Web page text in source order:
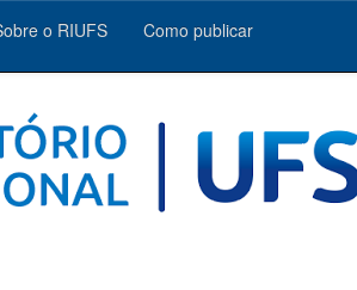
o RIUFS Como publicar